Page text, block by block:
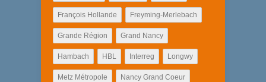
François Hollande Freyming-Merlebach
Grande Région Grand Nancy
Hambach HBL Interreg Longwy
Metz Métropole Nancy Grand Coeur